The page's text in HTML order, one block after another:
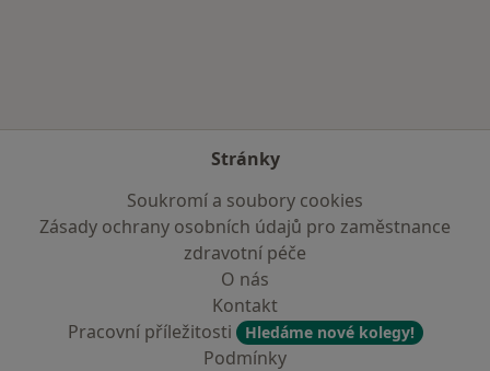
Stránky
Soukromí a soubory cookies
Zásady ochrany osobních údajů pro zaměstnance
zdravotní péče
O nás
Kontakt
Pracovní příležitosti
Hledáme nové kolegy!
Podmínky